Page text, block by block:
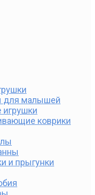
для малышей
игрушки
коврики
и прыгунки